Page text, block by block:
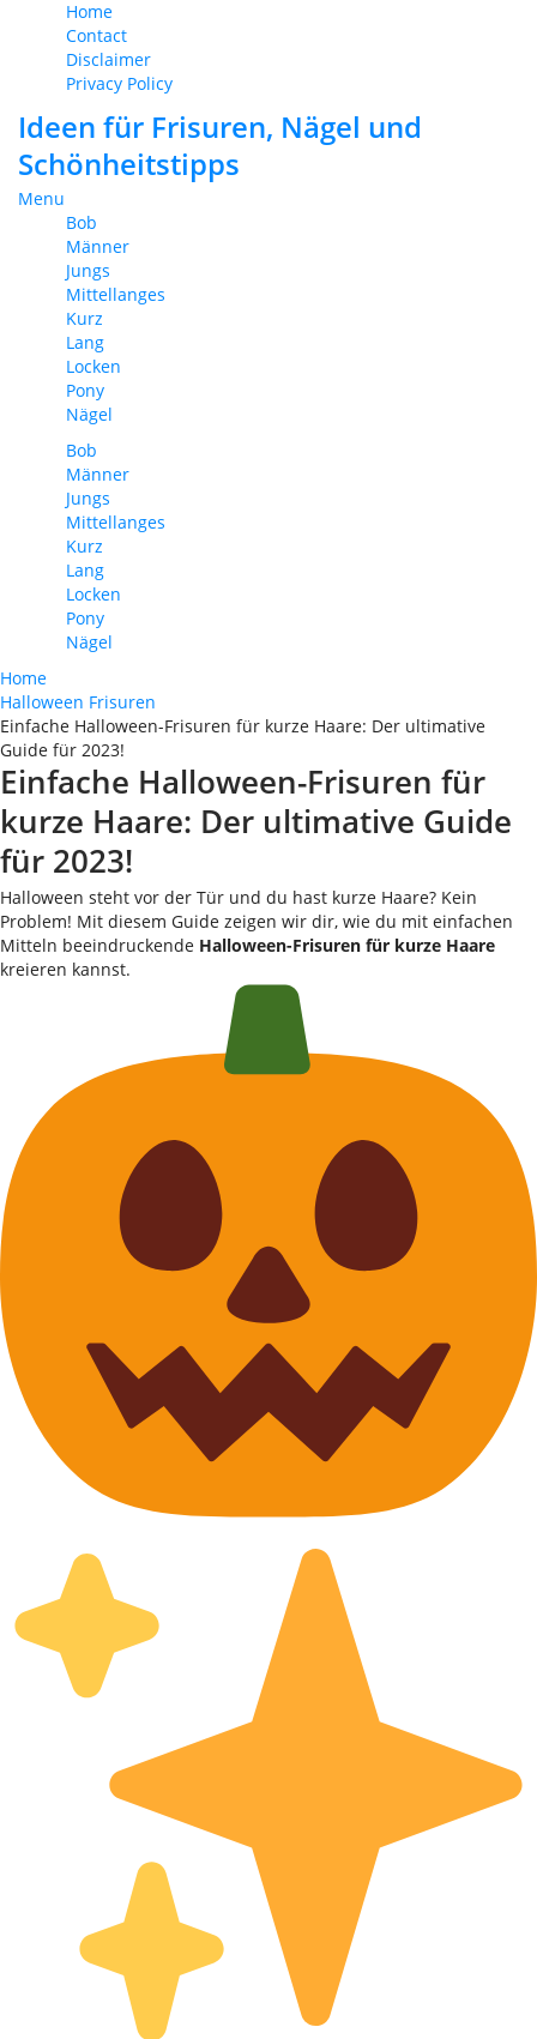
Home
Contact
Disclaimer
Privacy Policy
Ideen für Frisuren, Nägel und
Schönheitstipps
Menu
Bob
Männer
Jungs
Mittellanges
Kurz
Lang
Locken
Pony
Nägel
Bob
Männer
Jungs
Mittellanges
Kurz
Lang
Locken
Pony
Nägel
Home
Halloween Frisuren
Einfache Halloween-Frisuren für kurze Haare: Der ultimative
Guide für 2023!
Einfache Halloween-Frisuren für
kurze Haare: Der ultimative Guide
für 2023!
Halloween steht vor der Tür und du hast kurze Haare? Kein
Problem! Mit diesem Guide zeigen wir dir, wie du mit einfachen
Mitteln beeindruckende Halloween-Frisuren für kurze Haare
kreieren kannst.